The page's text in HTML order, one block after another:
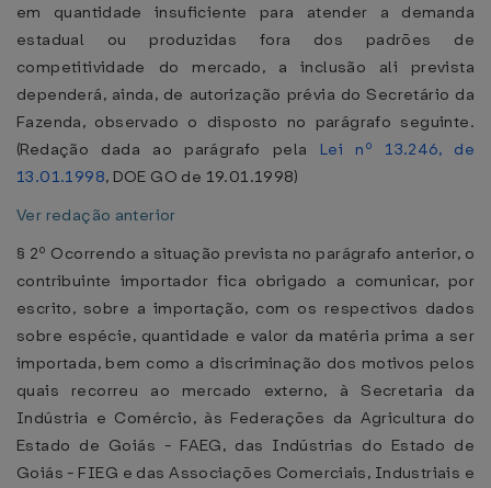
em quantidade insuficiente para atender a demanda
estadual ou produzidas fora dos padrões de
competitividade do mercado, a inclusão ali prevista
dependerá, ainda, de autorização prévia do Secretário da
Fazenda, observado o disposto no parágrafo seguinte.
(Redação dada ao parágrafo pela Lei nº 13.246, de
13.01.1998, DOE GO de 19.01.1998)
Ver redação anterior
§ 2º Ocorrendo a situação prevista no parágrafo anterior, o
contribuinte importador fica obrigado a comunicar, por
escrito, sobre a importação, com os respectivos dados
sobre espécie, quantidade e valor da matéria prima a ser
importada, bem como a discriminação dos motivos pelos
quais recorreu ao mercado externo, à Secretaria da
Indústria e Comércio, às Federações da Agricultura do
Estado de Goiás - FAEG, das Indústrias do Estado de
Goiás - FIEG e das Associações Comerciais, Industriais e